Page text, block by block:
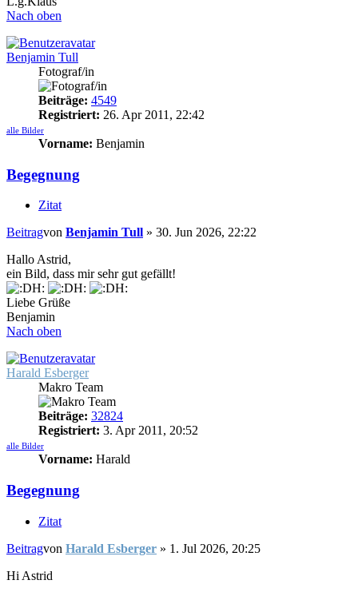
Nach oben
Benjamin Tull
Fotograf/in
Beiträge: 4549
Registriert: 26. Apr 2011, 22:42
alle Bilder
Vorname: Benjamin
Begegnung
Zitat
Beitragvon Benjamin Tull » 30. Jun 2026, 22:22
Hallo Astrid,
ein Bild, dass mir sehr gut gefällt!
Liebe Grüße
Benjamin
Nach oben
Harald Esberger
Makro Team
Beiträge: 32824
Registriert: 3. Apr 2011, 20:52
alle Bilder
Vorname: Harald
Begegnung
Zitat
Beitragvon Harald Esberger » 1. Jul 2026, 20:25
Hi Astrid